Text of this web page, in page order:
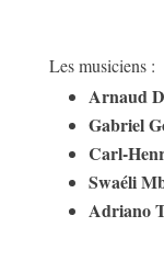
Les musiciens :
Arnaud
Gabriel
Carl-
Swaéli
Adriano